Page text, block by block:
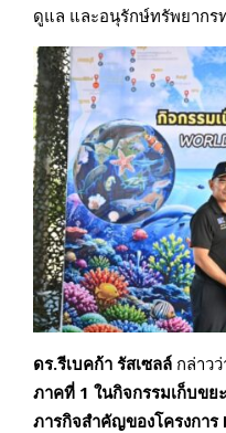
ดูแล และอนุรักษ์ทรัพยากร
ดร.รีเบคก้า รัสเซลล์ กล่าวว่
ภาคที่ 1 ในกิจกรรมเก็บข
ภารกิจสำคัญของโครงการ